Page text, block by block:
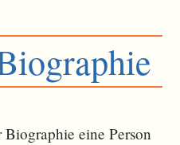
eine Person